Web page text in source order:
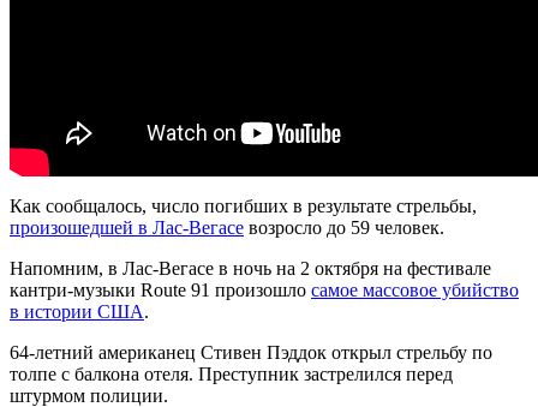
Как сообщалось, число погибших в результате стрельбы,
произошедшей в Лас-Вегасе возросло до 59 человек.
Напомним, в Лас-Вегасе в ночь на 2 октября на фестивале
кантри-музыки Route 91 произошло самое массовое убийство
в истории США.
64-летний американец Стивен Пэддок открыл стрельбу по
толпе с балкона отеля. Преступник застрелился перед
штурмом полиции.